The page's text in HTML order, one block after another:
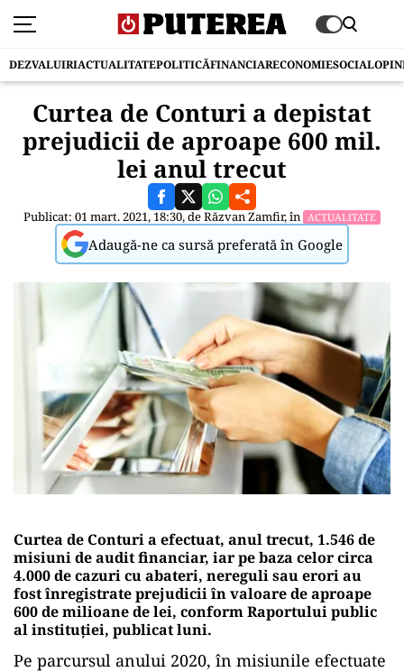
DEZVALUIRIACTUALITATEPOLITICĂFINANCIARECONOMIESOCIAL
Curtea de Conturi a depistat
prejudicii de aproape 600 mil.
lei anul trecut
Publicat: 01 mart. 2021, 18:30, deRăzvan Zamfir, în ACTUALITATE
Adaugă-ne ca sursă preferată în Google
Curtea de Conturi a efectuat, anul trecut, 1.546 de
misiuni de audit financiar, iar pe baza celor circa
4.000 de cazuri cu abateri, nereguli sau erori au
fost înregistrate prejudicii în valoare de aproape
600 de milioane de lei, conform Raportului public
al instituţiei, publicat luni.
Pe parcursul anului 2020, în misiunile efectuate